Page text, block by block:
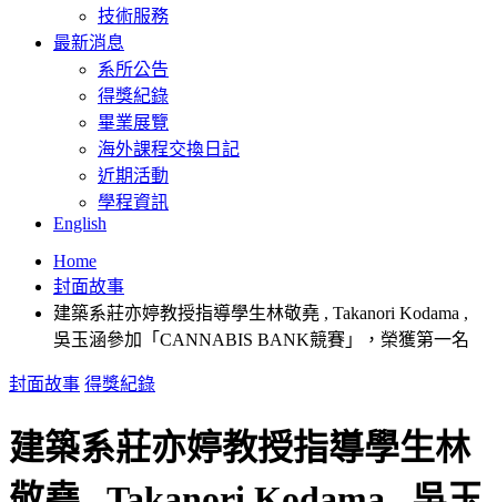
技術服務
最新消息
系所公告
得獎紀錄
畢業展覽
海外課程交換日記
近期活動
學程資訊
English
Home
封面故事
建築系莊亦婷教授指導學生林敬堯 , Takanori Kodama ,
吳玉涵參加「CANNABIS BANK競賽」，榮獲第一名
封面故事 得獎紀錄
建築系莊亦婷教授指導學生林